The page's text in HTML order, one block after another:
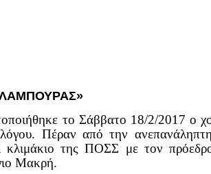
το Σάββατο 18/2/2017 ο
Πέραν από την ανεπανάληπτη
κλιμάκιο της ΠΟΣΣ με τον
Μακρή.